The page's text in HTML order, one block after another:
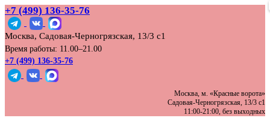
+7 (499) 136‑35‑76
Москва, Садовая-Черногрязская, 13/3 с1
Время работы: 11.00–21.00
+7 (499) 136-35-76
Москва, м. «Красные ворота»
Садовая-Черногрязская, 13/3 с1
11:00-21:00, без выходных